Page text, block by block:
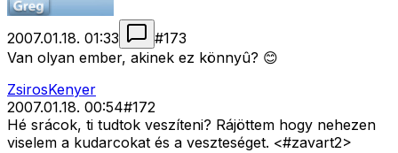
2007.01.18. 01:33 #173
Van olyan ember, akinek ez könnyû? 😊
ZsirosKenyer
2007.01.18. 00:54#172
Hé srácok, ti tudtok veszíteni? Rájöttem hogy nehezen
viselem a kudarcokat és a veszteséget. <#zavart2>